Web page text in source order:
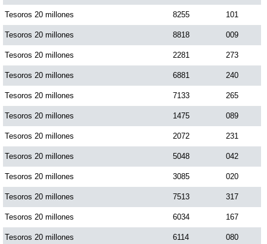
Tesoros 20 millones 8255 101
Tesoros 20 millones 8818 009
Tesoros 20 millones 2281 273
Tesoros 20 millones 6881 240
Tesoros 20 millones 7133 265
Tesoros 20 millones 1475 089
Tesoros 20 millones 2072 231
Tesoros 20 millones 5048 042
Tesoros 20 millones 3085 020
Tesoros 20 millones 7513 317
Tesoros 20 millones 6034 167
Tesoros 20 millones 6114 080